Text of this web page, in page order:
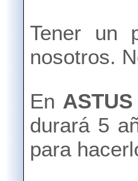
Tener un
nosotros.
En ASTUS
durará 5
para